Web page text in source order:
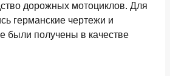
дорожных мотоциклов. Для
германские чертежи и
были получены в качестве